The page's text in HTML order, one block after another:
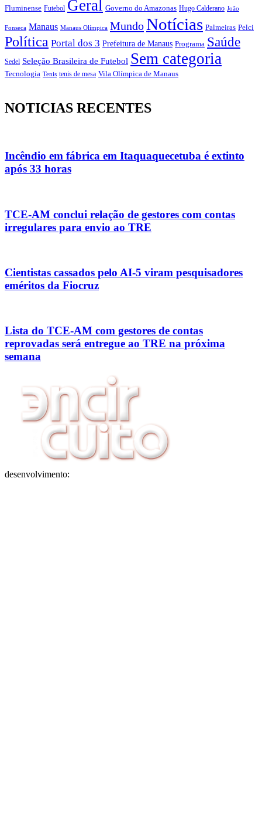
Fluminense Futebol Geral Governo do Amazonas Hugo Calderano João
Fonseca Manaus Manaus Olímpica MundoNotícias Palmeiras Pelci
Política Portal dos 3 Prefeitura de Manaus Programa Saúde
Sedel Seleção Brasileira de Futebol Sem categoria
Tecnologia Tenis tenis de mesa Vila Olímpica de Manaus
NOTICIAS RECENTES
Incêndio em fábrica em Itaquaquecetuba é extinto
após 33 horas
TCE-AM conclui relação de gestores com contas
irregulares para envio ao TRE
Cientistas cassados pelo AI-5 viram pesquisadores
eméritos da Fiocruz
Lista do TCE-AM com gestores de contas
reprovadas será entregue ao TRE na próxima
semana
desenvolvimento: